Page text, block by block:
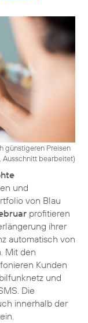
günstigeren Preisen
Ausschnitt bearbeitet)
und
von Blau
profitieren
ihrer
automatisch von
Mit den
Kunden
und
Die
innerhalb der